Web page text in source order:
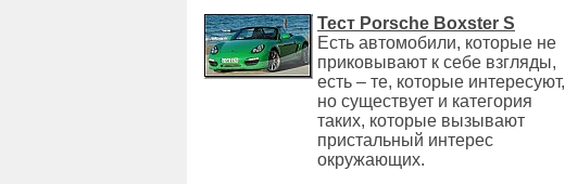
Тест Porsche Boxster S
Есть автомобили, которые не
приковывают к себе взгляды,
есть – те, которые интересуют,
но существует и категория
таких, которые вызывают
пристальный интерес
окружающих.